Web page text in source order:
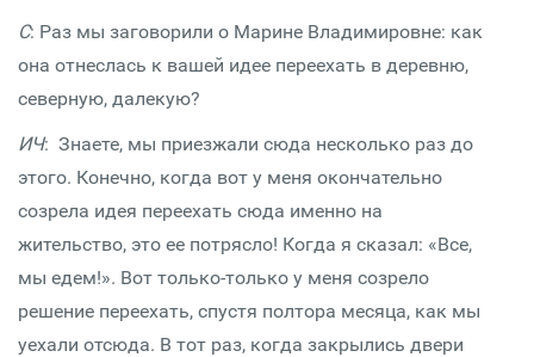
С: Раз мы заговорили о Марине Владимировне: как
она отнеслась к вашей идее переехать в деревню,
северную, далекую?
ИЧ: Знаете, мы приезжали сюда несколько раз до
этого. Конечно, когда вот у меня окончательно
созрела идея переехать сюда именно на
жительство, это ее потрясло! Когда я сказал: «Все,
мы едем!». Вот только-только у меня созрело
решение переехать, спустя полтора месяца, как мы
уехали отсюда. В тот раз, когда закрылись двери